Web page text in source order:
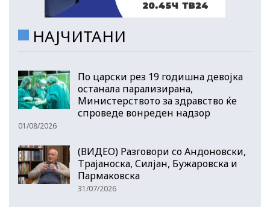
НАЈЧИТАНИ
По царски рез 19 годишна девојка
останала парализирана,
Министерството за здравство ќе
спроведе вонреден надзор
01/08/2026
(ВИДЕО) Разговори со Андоновски,
Трајаноска, Силјан, Бужаровска и
Пармаковска
31/07/2026